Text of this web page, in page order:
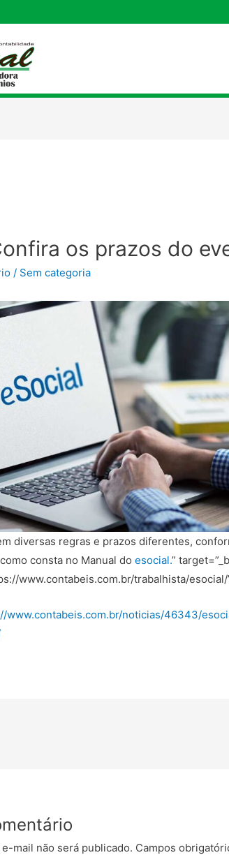
os prazos do
/ Sem categoria
diversas regras e prazos diferentes,
consta no Manual doesocial.”
www.contabeis.com.br/trabalhista/esocial/
www.contabeis.com.br/noticias/46343/
mail não será publicado. Campos